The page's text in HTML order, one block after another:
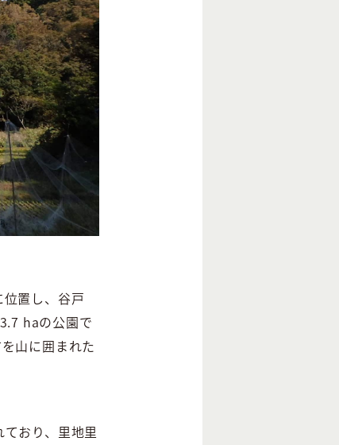
置し、谷戸
haの公園で
山に囲まれた
おり、里地里